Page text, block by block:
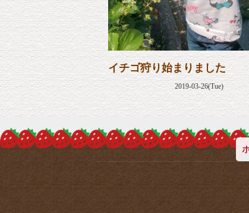
イチゴ狩り始まりました
2019-03-26(Tue)